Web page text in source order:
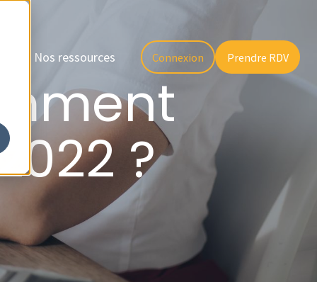
Nos ressources Connexion Prendre RDV
?